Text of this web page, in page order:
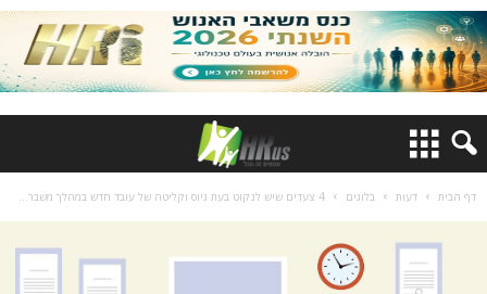
דף הבית דעות בלוגים 4 צעדים שיש לנקוט בעת גיוס וקליטה של עובד חדש במהלך משבר...